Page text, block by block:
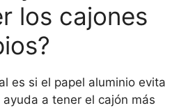
los cajones
es si el papel aluminio evita
a tener el cajón más